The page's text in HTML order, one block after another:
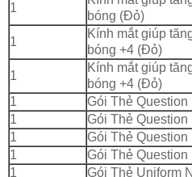
1
bóng (Đỏ)
1
Kính mắt giúp
bóng +4 (Đỏ)
1
Kính mắt giúp
bóng +4 (Đỏ)
1
Gói Thẻ Question
1
Gói Thẻ Question
1
Gói Thẻ
1
Gói Thẻ Question
1
Gói Thẻ Uniform